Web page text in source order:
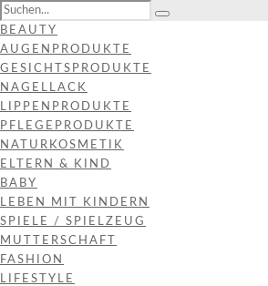
BEAUTY
AUGENPRODUKTE
GESICHTSPRODUKTE
NAGELLACK
LIPPENPRODUKTE
PFLEGEPRODUKTE
NATURKOSMETIK
ELTERN & KIND
BABY
LEBEN MIT KINDERN
SPIELE / SPIELZEUG
MUTTERSCHAFT
FASHION
LIFESTYLE